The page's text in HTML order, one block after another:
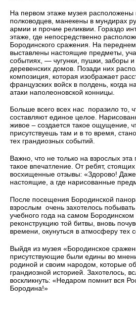
На первом этаже музея расположены
полководцев, манекены в мундирах
армии и прочие реликвии. Гораздо
этаже, где непосредственно
Бородинского сражения. На
выставлены настоящие предметы,
событиях, — чугунки, пушки, заборы
деревенских домов. Позади них
композиция, которая изображает
французских войск в полдень, когда
атаки наполеоновской конницы.
Больше всего всех нас поразило то,
составляют единое целое.
живое – создается такое ощущение,
присутствуешь там и в то время,
тех грандиозных событий.
Важно, что не только на взрослых
такое впечатление. От ребят,
восхищенные отзывы: «Здорово! Даже
настоящие, а где нарисованные
После посещения Бородинской
взрослым очень захотелось
учебного года на самом Бородинском
реконструкцию той битвы, вновь
времени, окунуться в атмосферу тех
Выйдя из музея «Бородинское
присутствующие были едины во
родиной и своим народом, которые
грандиозной историей. Захотелось,
воскликнуть: «Недаром помнит вся
Бородина!»